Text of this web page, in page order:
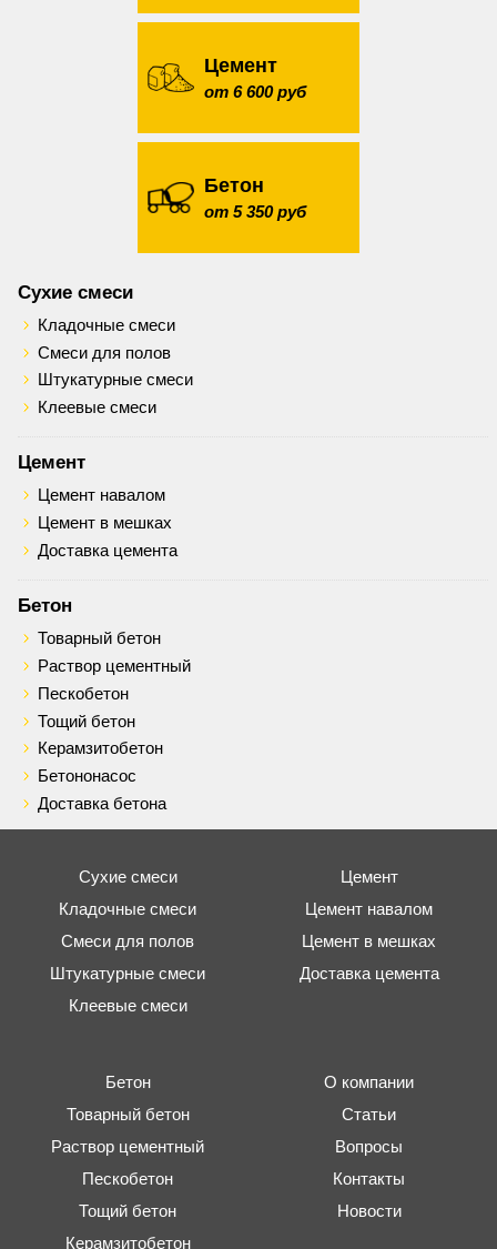
Цемент
от 6 600 руб
Бетон
от 5 350 руб
Сухие смеси
Кладочные смеси
Смеси для полов
Штукатурные смеси
Клеевые смеси
Цемент
Цемент навалом
Цемент в мешках
Доставка цемента
Бетон
Товарный бетон
Раствор цементный
Пескобетон
Тощий бетон
Керамзитобетон
Бетононасос
Доставка бетона
Сухие смеси
Кладочные смеси
Смеси для полов
Штукатурные смеси
Клеевые смеси
Цемент
Цемент навалом
Цемент в мешках
Доставка цемента
Бетон
Товарный бетон
Раствор цементный
Пескобетон
Тощий бетон
Керамзитобетон
О компании
Статьи
Вопросы
Контакты
Новости